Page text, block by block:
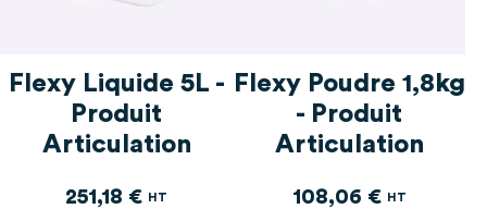
Flexy Liquide 5L -
Produit
Articulation
251,18 €
Flexy Poudre 1,8kg
- Produit
Articulation
108,06 €